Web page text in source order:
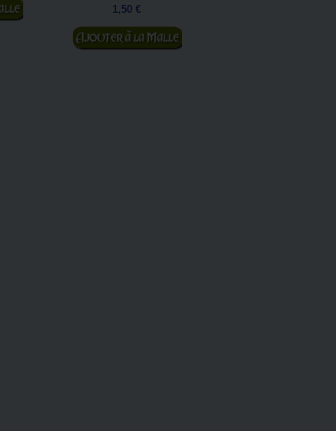
1,50 €
Ajouter au panier